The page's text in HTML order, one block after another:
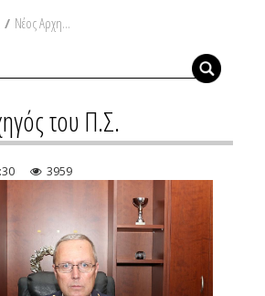
/ Νέος Αρχηγός του Π.Σ.
του Π.Σ.
3959